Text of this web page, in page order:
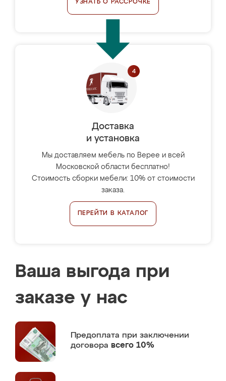
УЗНАТЬ О РАССРОЧКЕ
Доставка
и установка
Мы доставляем мебель по Верее и всей
Московской области бесплатно!
Стоимость сборки мебели: 10% от стоимости
заказа.
ПЕРЕЙТИ В КАТАЛОГ
Ваша выгода при
заказе у нас
Предоплата при заключении
договора всего 10%